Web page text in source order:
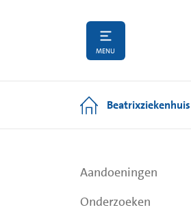
MENU
Beatrixziekenhuis
Aandoeningen
Onderzoeken